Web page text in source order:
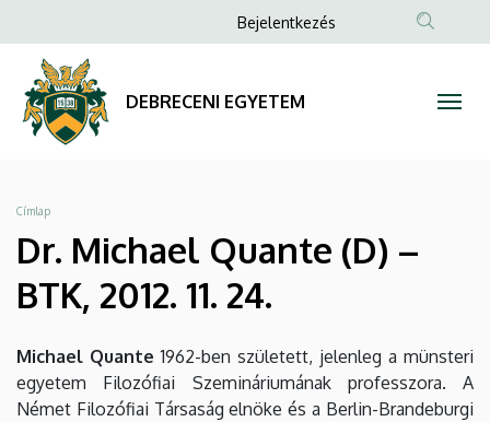
Michael
Quante
–
BTK,
2012.
24.
a
tartalomra
Anonim
menüje
Bejelentkezés
DEBRECENI EGYETEM
Morzsa
Címlap
Dr. Michael Quante (D) –
BTK, 2012. 11. 24.
Michael Quante 1962-ben született, jelenleg a münsteri
egyetem Filozófiai Szemináriumának professzora. A
Német Filozófiai Társaság elnöke és a Berlin-Brandeburgi